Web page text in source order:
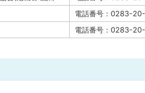
電話番号：0283-
電話番号：0283-